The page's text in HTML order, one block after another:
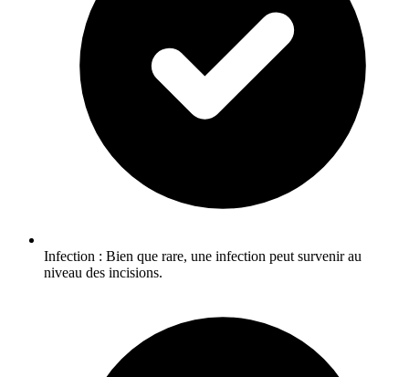
Infection : Bien que rare, une infection peut survenir au
niveau des incisions.